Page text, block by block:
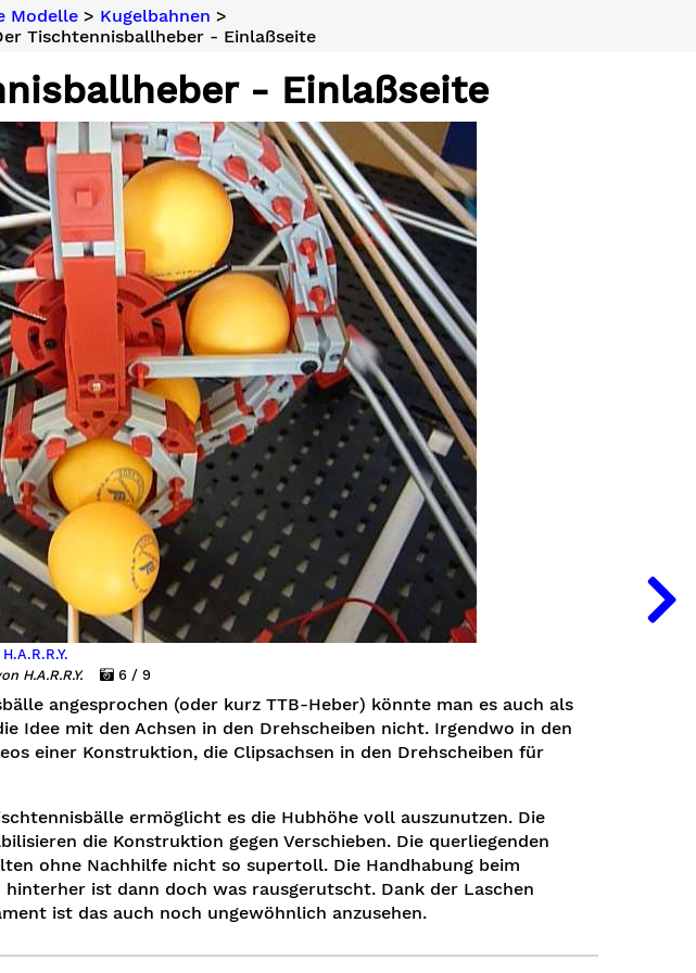
Modelle> Kugelbahnen >
Tischtennisballheber - Einlaßseite
- Einlaßseite
H.A.R.R.Y.
H.A.R.R.Y.
6 / 9
angesprochen (oder kurz TTB-Heber) könnte man es auch als
Idee mit den Achsen in den Drehscheiben nicht. Irgendwo in den
einer Konstruktion, die Clipsachsen in den Drehscheiben für
ermöglicht es die Hubhöhe voll auszunutzen. Die
die Konstruktion gegen Verschieben. Die querliegenden
ohne Nachhilfe nicht so supertoll. Die Handhabung beim
ist dann doch was rausgerutscht. Dank der Laschen
ist das auch noch ungewöhnlich anzusehen.